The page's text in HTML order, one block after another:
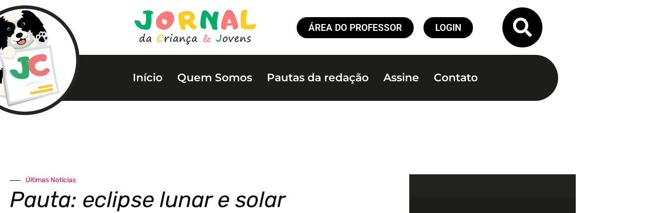
ÁREA DO PROFESSOR LOGIN
Início Quem Somos Pautas da redação Assine Contato
Últimas Notícias
Pauta: eclipse lunar e solar